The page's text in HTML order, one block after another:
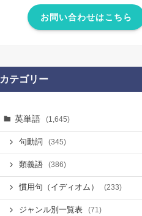
お問い合わせはこちら
カテゴリー
英単語 (1,645)
句動詞 (345)
類義語 (386)
慣用句（イディオム） (233)
ジャンル別一覧表 (71)